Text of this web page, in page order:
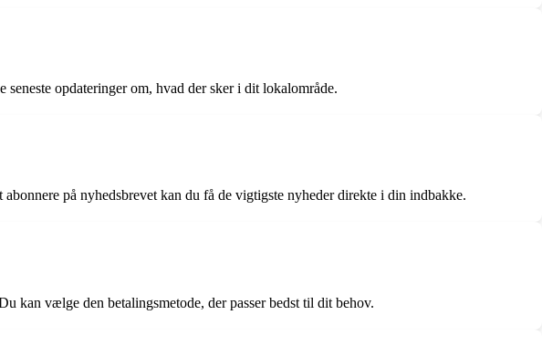
opdateringer om, hvad der sker i dit lokalområde.
på nyhedsbrevet kan du få de vigtigste nyheder direkte i din indbakke.
kan vælge den betalingsmetode, der passer bedst til dit behov.